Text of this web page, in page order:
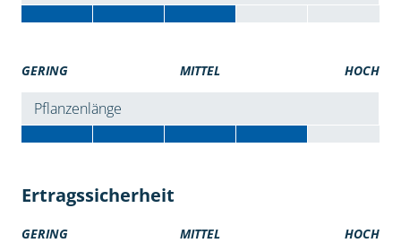
GERING MITTEL HOCH
Pflanzenlänge
Ertragssicherheit
GERING MITTEL HOCH